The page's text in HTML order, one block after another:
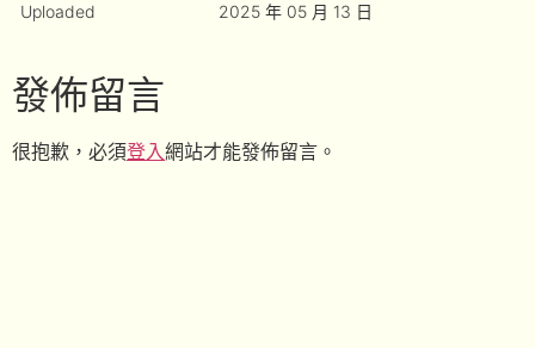
Uploaded 2025 年 05 月 13 日
發佈留言
很抱歉，必須登入網站才能發佈留言。